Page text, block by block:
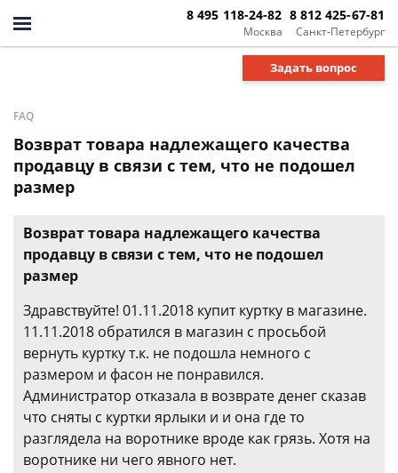
Москва
8 495 118-24-82
Санкт-Петербург
8 812 425-67-81
Задать вопрос
FAQ
Возврат товара надлежащего качества
продавцу в связи с тем, что не подошел
размер
Возврат товара надлежащего качества
продавцу в связи с тем, что не подошел
размер
Здравствуйте! 01.11.2018 купит куртку в магазине.
11.11.2018 обратился в магазин с просьбой
вернуть куртку т.к. не подошла немного с
размером и фасон не понравился.
Администратор отказала в возврате денег сказав
что сняты с куртки ярлыки и и она где то
разглядела на воротнике вроде как грязь. Хотя на
воротнике ни чего явного нет.